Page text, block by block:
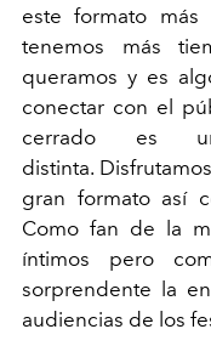
este formato
tenemos más
queramos y es
conectar con el
cerrado es
distinta.
gran formato así
Como fan de la
íntimos pero
sorprendente la
audiencias de los